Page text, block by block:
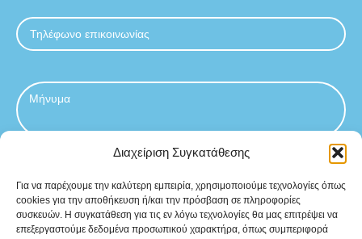
Διαχείριση Συγκατάθεσης
Για να παρέχουμε την καλύτερη εμπειρία, χρησιμοποιούμε τεχνολογίες όπως
cookies για την αποθήκευση ή/και την πρόσβαση σε πληροφορίες
συσκευών. Η συγκατάθεση για τις εν λόγω τεχνολογίες θα μας επιτρέψει να
επεξεργαστούμε δεδομένα προσωπικού χαρακτήρα, όπως συμπεριφορά
Sitemap